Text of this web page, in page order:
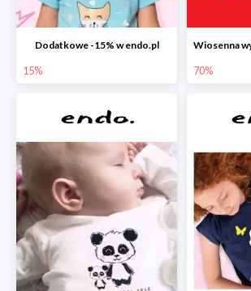
Dodatkowe -15% w endo.pl
15% 70%